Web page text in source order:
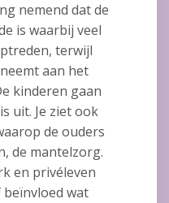
nemend dat de
is waarbij veel
terwijl
aan het
kinderen gaan
uit. Je ziet ook
de ouders
de mantelzorg.
en privéleven
wat